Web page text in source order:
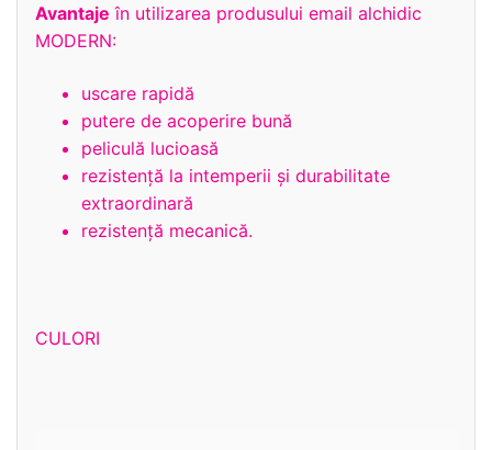
Avantaje în utilizarea produsului email alchidic
MODERN:
uscare rapidă
putere de acoperire bună
peliculă lucioasă
rezistenţă la intemperii și durabilitate
extraordinară
rezistență mecanică.
CULORI